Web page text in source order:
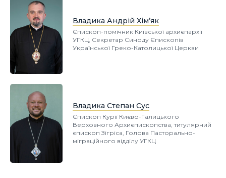
Владика Андрій Хім’як
Єпископ-помічник Київської архиєпархії
УГКЦ, Секретар Синоду Єпископів
Української Греко-Католицької Церкви
Владика Степан Сус
Єпископ Курії Києво-Галицького
Верховного Архиєпископства, титулярний
єпископ Зігріса, Голова Пасторально-
міграційного відділу УГКЦ